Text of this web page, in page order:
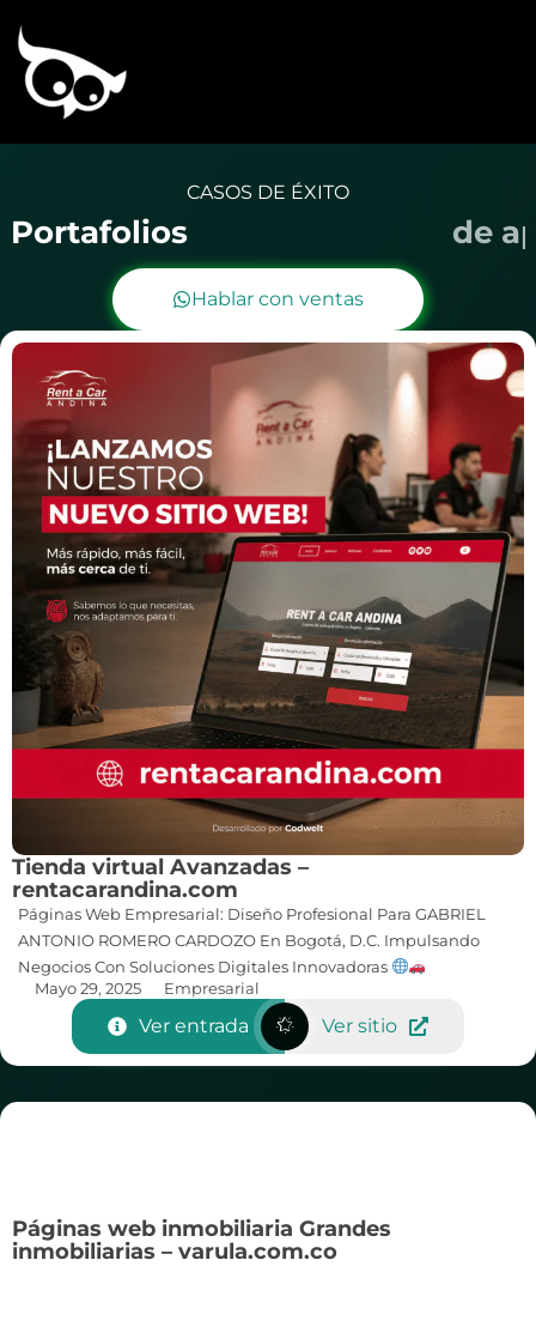
CASOS DE ÉXITO
Portafolios de a
Hablar con ventas
Tienda virtual Avanzadas –
rentacarandina.com
Páginas Web Empresarial: Diseño Profesional Para GABRIEL
ANTONIO ROMERO CARDOZO En Bogotá, D.C. Impulsando
Negocios Con Soluciones Digitales Innovadoras
Mayo 29, 2025
Empresarial
Ver entrada Ver sitio
Páginas web inmobiliaria Grandes
inmobiliarias – varula.com.co